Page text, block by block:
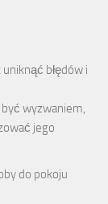
błędów i
wyzwaniem,
jego
do pokoju